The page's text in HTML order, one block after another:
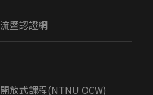
暨認證網
放式課程(NTNU OCW)